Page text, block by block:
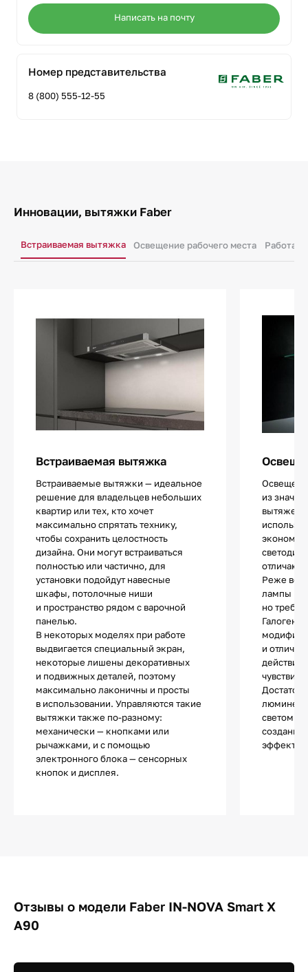
Написать на почту
Номер представительства
8 (800) 555-12-55
Инновации, вытяжки Faber
Встраиваемая вытяжка Освещение рабочего места Работа в
Встраиваемая вытяжка
Встраиваемые вытяжки — идеальное
решение для владельцев небольших
квартир или тех, кто хочет
максимально спрятать технику,
чтобы сохранить целостность
дизайна. Они могут встраиваться
полностью или частично, для
установки подойдут навесные
шкафы, потолочные ниши
и пространство рядом с варочной
панелью.
В некоторых моделях при работе
выдвигается специальный экран,
некоторые лишены декоративных
и подвижных деталей, поэтому
максимально лаконичны и просты
в использовании. Управляются такие
вытяжки также по-разному:
механически — кнопками или
рычажками, и с помощью
электронного блока — сенсорных
кнопок и дисплея.
из
вытяжек.
Реже
лампы
но
и
светом и
создания
Отзывы о модели Faber IN-NOVA Smart X
A90